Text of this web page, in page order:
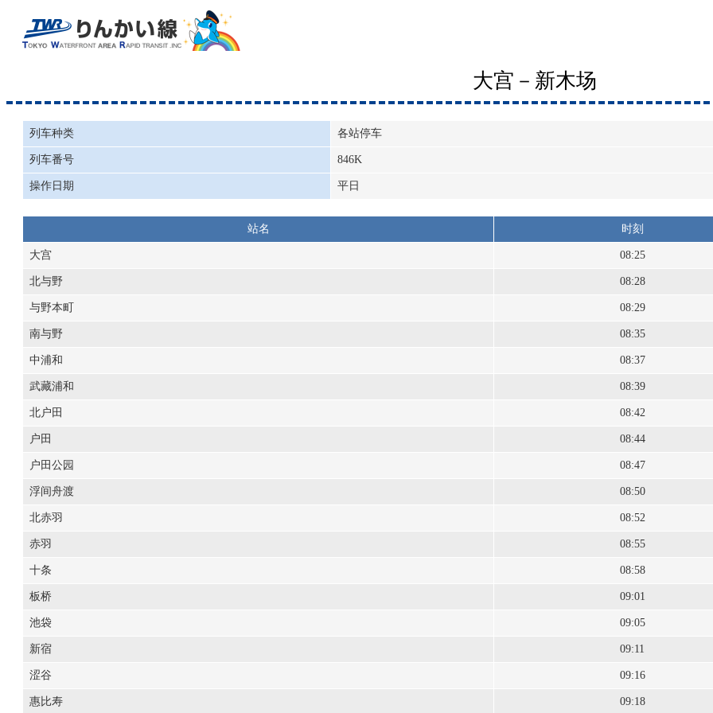
大宫－新木场
列车种类 各站停车
列车番号 846K
操作日期 平日
站名 时刻
大宫 08:25
北与野 08:28
与野本町 08:29
南与野 08:35
中浦和 08:37
武藏浦和 08:39
北户田 08:42
户田 08:44
户田公园 08:47
浮间舟渡 08:50
北赤羽 08:52
赤羽 08:55
十条 08:58
板桥 09:01
池袋 09:05
新宿 09:11
涩谷 09:16
惠比寿 09:18